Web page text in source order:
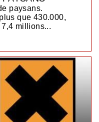
paysans.
que 430.000,
millions...